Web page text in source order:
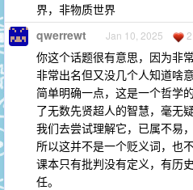
界，非物质世界
qwerrewt Jan 10, 2025 2
你这个话题很有意思，因为非
非常出名但又没几个人知道啥意
简单明确一点，这是一个哲学
了无数先贤超人的智慧，毫无
我们去尝试理解它，已属不易
所以这并不是一个贬义词，也
课本只有批判没有定义，有历
任。